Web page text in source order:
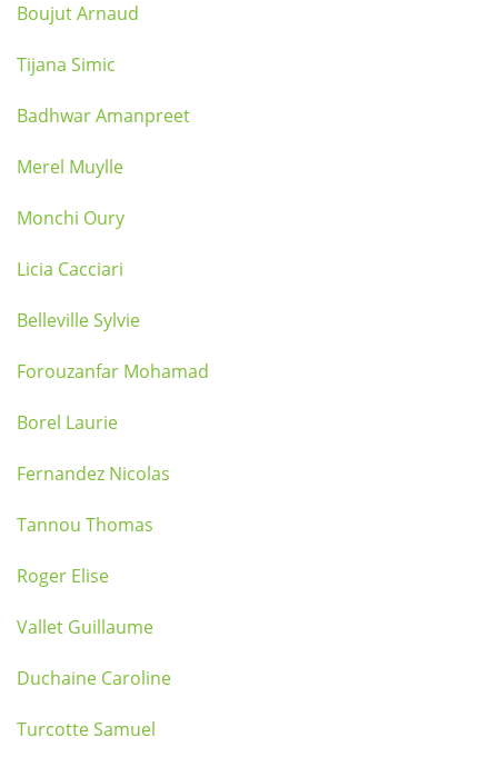
Boujut Arnaud
Tijana Simic
Badhwar Amanpreet
Merel Muylle
Monchi Oury
Licia Cacciari
Belleville Sylvie
Forouzanfar Mohamad
Borel Laurie
Fernandez Nicolas
Tannou Thomas
Roger Elise
Vallet Guillaume
Duchaine Caroline
Turcotte Samuel